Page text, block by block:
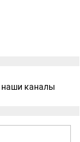
наши каналы